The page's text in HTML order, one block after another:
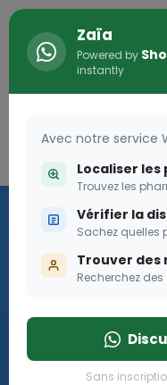
Les aides
Dream
Les aides sociales
Go
Zaïa
Powered by
instantly
Avec notre service
Localiser
Trouvez les
Vérifier la
Sachez
Trouver des
Recherchez
Sans